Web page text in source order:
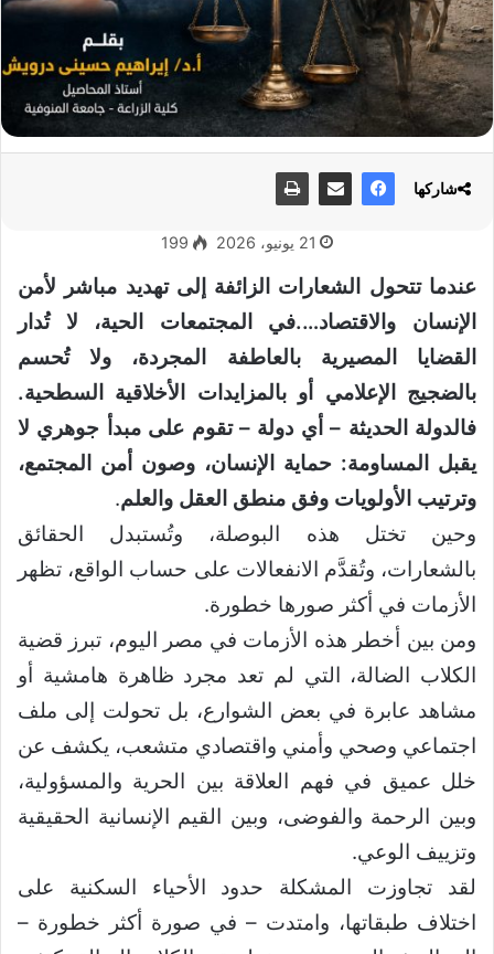
21 يونيو، 2026 199
عندما تتحول الشعارات الزائفة إلى تهديد مباشر لأمن
الإنسان والاقتصاد….في المجتمعات الحية، لا تُدار
القضايا المصيرية بالعاطفة المجردة، ولا تُحسم
بالضجيج الإعلامي أو بالمزايدات الأخلاقية السطحية.
فالدولة الحديثة – أي دولة – تقوم على مبدأ جوهري لا
يقبل المساومة: حماية الإنسان، وصون أمن المجتمع،
وترتيب الأولويات وفق منطق العقل والعلم.
وحين تختل هذه البوصلة، وتُستبدل الحقائق
بالشعارات، وتُقدَّم الانفعالات على حساب الواقع، تظهر
الأزمات في أكثر صورها خطورة.
ومن بين أخطر هذه الأزمات في مصر اليوم، تبرز قضية
الكلاب الضالة، التي لم تعد مجرد ظاهرة هامشية أو
مشاهد عابرة في بعض الشوارع، بل تحولت إلى ملف
اجتماعي وصحي وأمني واقتصادي متشعب، يكشف عن
خلل عميق في فهم العلاقة بين الحرية والمسؤولية،
وبين الرحمة والفوضى، وبين القيم الإنسانية الحقيقية
وتزييف الوعي.
لقد تجاوزت المشكلة حدود الأحياء السكنية على
اختلاف طبقاتها، وامتدت – في صورة أكثر خطورة –
شاركها